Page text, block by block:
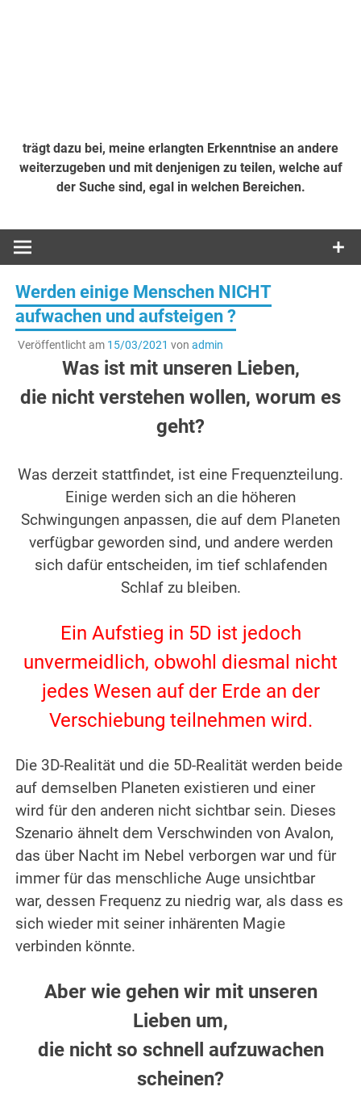
trägt dazu bei, meine erlangten Erkenntnise an andere
weiterzugeben und mit denjenigen zu teilen, welche auf
der Suche sind, egal in welchen Bereichen.
Werden einige Menschen NICHT
aufwachen und aufsteigen ?
Veröffentlicht am 15/03/2021 von admin
Was ist mit unseren Lieben,
die nicht verstehen wollen, worum es
geht?
Was derzeit stattfindet, ist eine Frequenzteilung.
Einige werden sich an die höheren
Schwingungen anpassen, die auf dem Planeten
verfügbar geworden sind, und andere werden
sich dafür entscheiden, im tief schlafenden
Schlaf zu bleiben.
Ein Aufstieg in 5D ist jedoch
unvermeidlich, obwohl diesmal nicht
jedes Wesen auf der Erde an der
Verschiebung teilnehmen wird.
Die 3D-Realität und die 5D-Realität werden beide
auf demselben Planeten existieren und einer
wird für den anderen nicht sichtbar sein. Dieses
Szenario ähnelt dem Verschwinden von Avalon,
das über Nacht im Nebel verborgen war und für
immer für das menschliche Auge unsichtbar
war, dessen Frequenz zu niedrig war, als dass es
sich wieder mit seiner inhärenten Magie
verbinden könnte.
Aber wie gehen wir mit unseren
Lieben um,
die nicht so schnell aufzuwachen
scheinen?